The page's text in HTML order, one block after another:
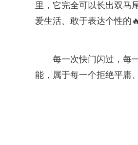
里，它完全可以长出双马
爱生活、敢于表达个性的
每一次快门闪过，每
能，属于每一个拒绝平庸